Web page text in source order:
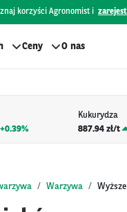
korzyści Agronomist i
Ceny O nas
+0.39%
Kukurydza
887.94 zł/t
Warzywa